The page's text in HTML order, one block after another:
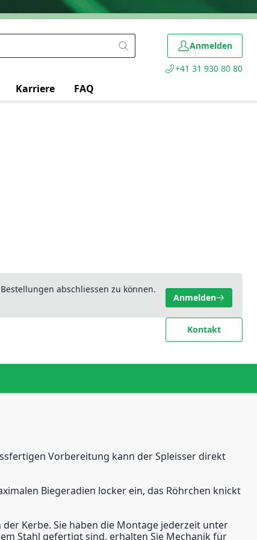
Anmelden
+41 31 930 80 80
Karriere FAQ
abschliessen zu können.
Anmelden
Kontakt
Vorbereitung kann der Spleisser direkt
Biegeradien locker ein, das Röhrchen knickt
Kerbe. Sie haben die Montage jederzeit unter
Stahl gefertigt sind, erhalten Sie Mechanik für